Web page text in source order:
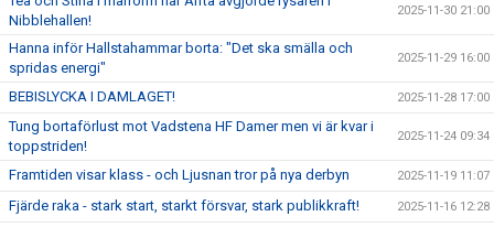
Nibblehallen!
2025-11-30 21:00
Hanna inför Hallstahammar borta: "Det ska smälla och
spridas energi"
2025-11-29 16:00
BEBISLYCKA I DAMLAGET! 2025-11-28 17:00
Tung bortaförlust mot Vadstena HF Damer men vi är kvar i
toppstriden!
2025-11-24 09:34
Framtiden visar klass - och Ljusnan tror på nya derbyn 2025-11-19 11:07
Fjärde raka - stark start, starkt försvar, stark publikkraft! 2025-11-16 12:28